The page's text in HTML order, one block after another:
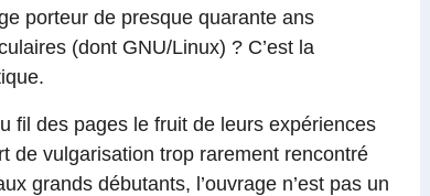
porteur de presque quarante ans
(dont GNU/Linux) ? C’est la
fil des pages le fruit de leurs expériences
de vulgarisation trop rarement rencontré
grands débutants, l’ouvrage n’est pas un